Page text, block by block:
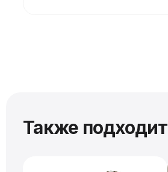
Также подходит